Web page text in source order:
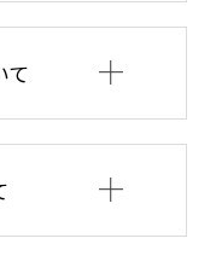
毒液等の設置
ル、WC、レスト
て